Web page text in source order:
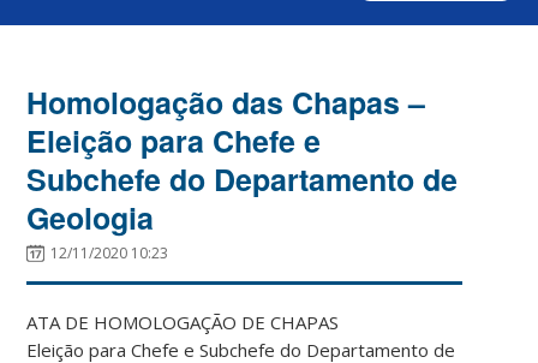
Homologação das Chapas –
Eleição para Chefe e
Subchefe do Departamento de
Geologia
12/11/2020 10:23
ATA DE HOMOLOGAÇÃO DE CHAPAS
Eleição para Chefe e Subchefe do Departamento de